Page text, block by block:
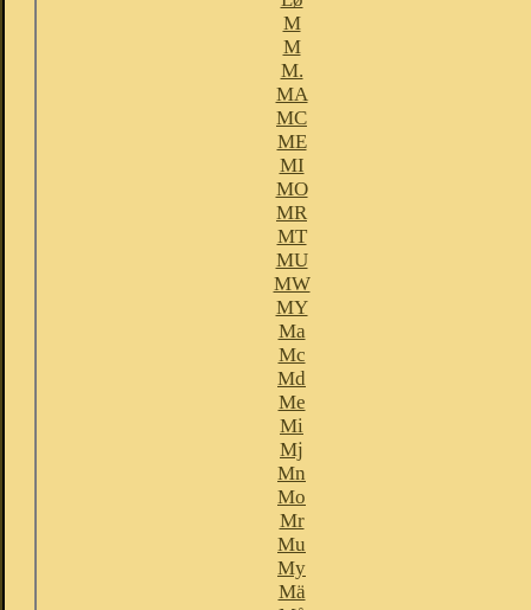
M
M
M.
MA
MC
ME
MI
MO
MR
MT
MU
MW
MY
Ma
Mc
Md
Me
Mi
Mj
Mn
Mo
Mr
Mu
My
Mä